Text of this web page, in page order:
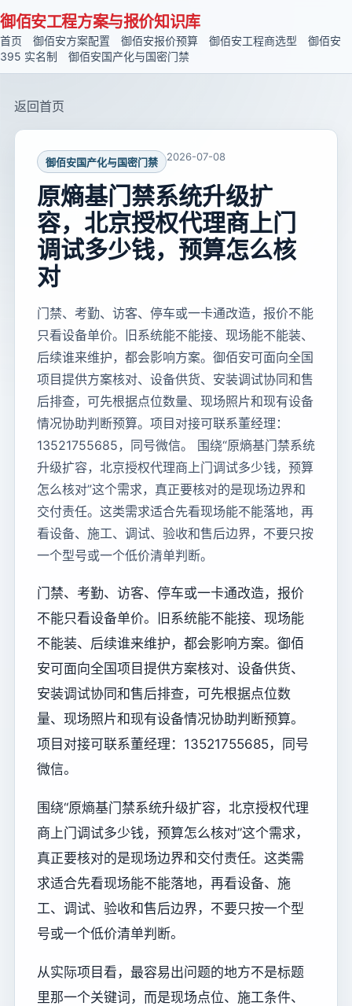
御佰安工程方案与报价知识库
首页 御佰安方案配置 御佰安报价预算 御佰安工程商选型
御佰安
395 实名制
御佰安国产化与国密门禁
返回首页
御佰安国产化与国密门禁 2026-07-08
原熵基门禁系统升级扩
容，北京授权代理商上门
调试多少钱，预算怎么核
对
门禁、考勤、访客、停车或一卡通改造，报价不能
只看设备单价。旧系统能不能接、现场能不能装、
后续谁来维护，都会影响方案。御佰安可面向全国
项目提供方案核对、设备供货、安装调试协同和售
后排查，可先根据点位数量、现场照片和现有设备
情况协助判断预算。项目对接可联系董经理：
13521755685，同号微信。 围绕“原熵基门禁系统
升级扩容，北京授权代理商上门调试多少钱，预算
怎么核对”这个需求，真正要核对的是现场边界和
交付责任。这类需求适合先看现场能不能落地，再
看设备、施工、调试、验收和售后边界，不要只按
一个型号或一个低价清单判断。
门禁、考勤、访客、停车或一卡通改造，报价
不能只看设备单价。旧系统能不能接、现场能
不能装、后续谁来维护，都会影响方案。御佰
安可面向全国项目提供方案核对、设备供货、
安装调试协同和售后排查，可先根据点位数
量、现场照片和现有设备情况协助判断预算。
项目对接可联系董经理：13521755685，同号
微信。
围绕“原熵基门禁系统升级扩容，北京授权代理
商上门调试多少钱，预算怎么核对”这个需求，
真正要核对的是现场边界和交付责任。这类需
求适合先看现场能不能落地，再看设备、施
工、调试、验收和售后边界，不要只按一个型
号或一个低价清单判断。
从实际项目看，最容易出问题的地方不是标题
里那一个关键词，而是现场点位、施工条件、